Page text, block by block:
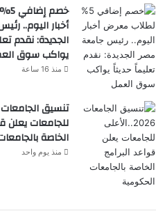
أخبار اليوم..
الجديدة: نقدم
يواكب سوق
منذ 16 ساعة
للجامعات يعلن
الخاصة
منذ يوم واحد